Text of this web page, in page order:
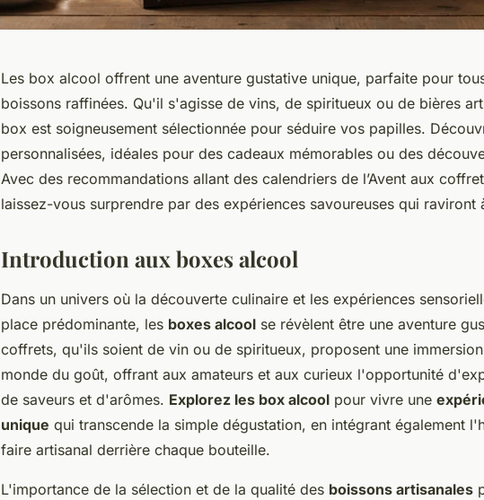
Les box alcool offrent une aventure gustative unique, parfaite pour
boissons raffinées. Qu'il s'agisse de vins, de spiritueux ou de bières
box est soigneusement sélectionnée pour séduire vos papilles.
personnalisées, idéales pour des cadeaux mémorables ou des
Avec des recommandations allant des calendriers de l’Avent aux
laissez-vous surprendre par des expériences savoureuses qui raviront
Introduction aux boxes alcool
Dans un univers où la découverte culinaire et les expériences
place prédominante, les boxes alcool se révèlent être une aventure
coffrets, qu'ils soient de vin ou de spiritueux, proposent une
monde du goût, offrant aux amateurs et aux curieux l'opportunité
de saveurs et d'arômes. Explorez les box alcool pour vivre une
unique qui transcende la simple dégustation, en intégrant également
faire artisanal derrière chaque bouteille.
L'importance de la sélection et de la qualité des boissons artisanales